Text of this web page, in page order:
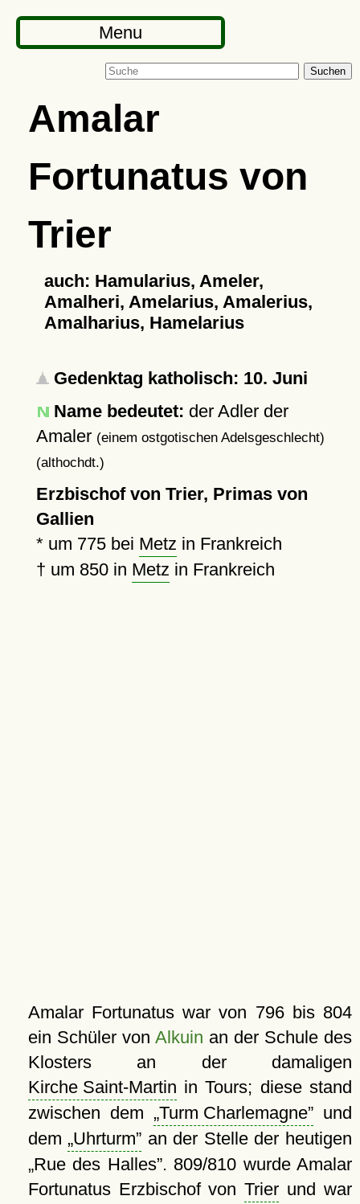
Menu
Suchen
Amalar
Fortunatus von
Trier
auch: Hamularius, Ameler,
Amalheri, Amelarius, Amalerius,
Amalharius, Hamelarius
Gedenktag katholisch: 10. Juni
Name bedeutet: der Adler der
Amaler (einem ostgotischen Adelsgeschlecht)
(althochdt.)
Erzbischof von Trier, Primas von
Gallien
* um 775bei Metz in Frankreich
† um 850in Metz in Frankreich
Amalar Fortunatus war von 796 bis 804
ein Schüler vonAlkuin an der Schule des
Klosters an der damaligen
Kirche Saint-Martin in Tours; diese stand
zwischen dem
Turm Charlemagne und
dem Uhrturm
an der Stelle der heutigen
Rue des Halles . 809/810 wurde Amalar
Fortunatus Erzbischof vonTrier und war